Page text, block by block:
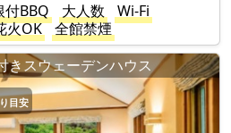
付BBQ 大人数
Wi-Fi
火OK
全館禁煙
きスウェーデンハウス
目安